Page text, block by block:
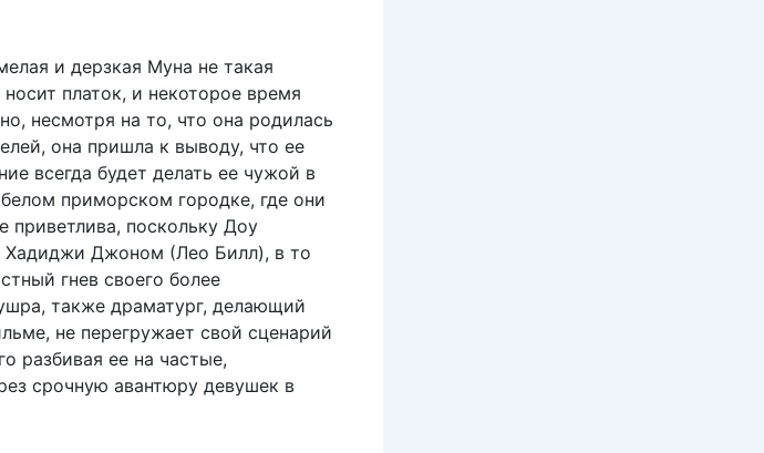
и дерзкая Муна не такая
платок, и некоторое время
несмотря на то, что она родилась
она пришла к выводу, что ее
всегда будет делать ее чужой в
приморском городке, где они
поскольку Доу
Хадиджи Джоном (Лео Билл), в то
гнев своего более
также драматург, делающий
не перегружает свой сценарий
разбивая ее на частые,
срочную авантюру девушек в